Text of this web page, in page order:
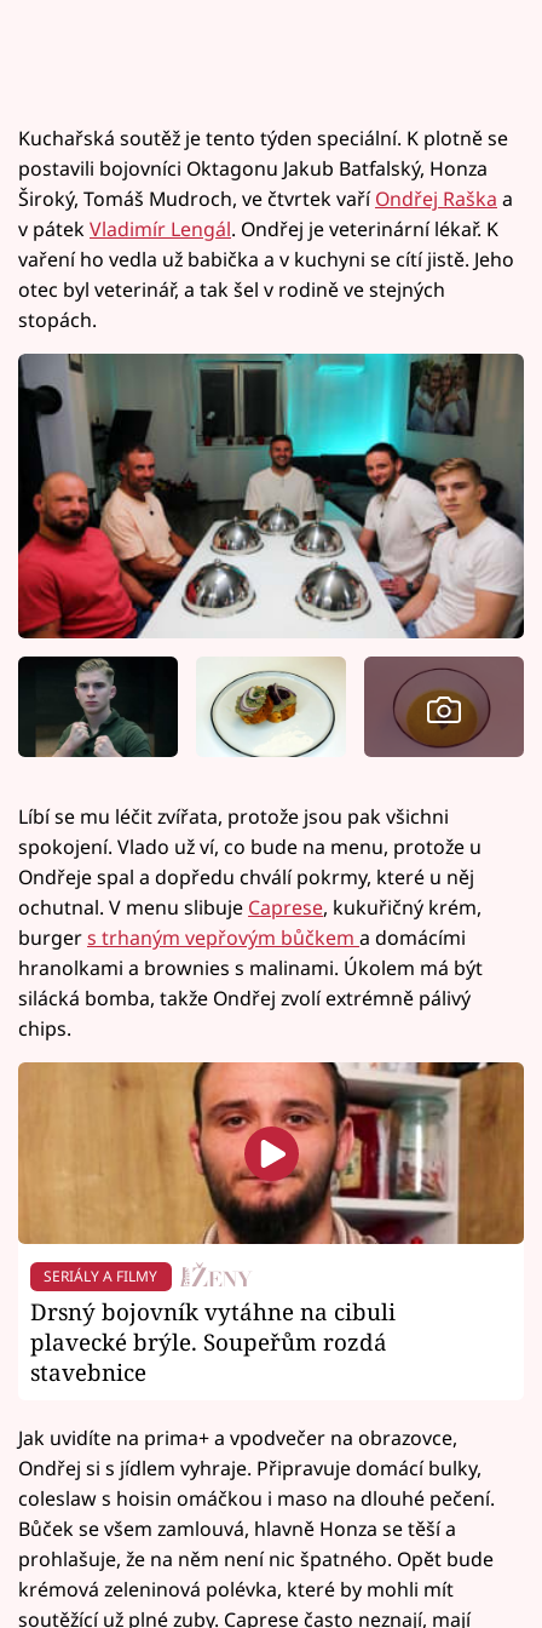
Kuchařská soutěž je tento týden speciální. K plotně se
postavili bojovníci Oktagonu Jakub Batfalský, Honza
Široký, Tomáš Mudroch, ve čtvrtek vaříOndřej Raška a
v pátek Vladimír Lengál. Ondřej je veterinární lékař. K
vaření ho vedla už babička a v kuchyni se cítí jistě. Jeho
otec byl veterinář, a tak šel v rodině ve stejných
stopách.
Líbí se mu léčit zvířata, protože jsou pak všichni
spokojení. Vlado už ví, co bude na menu, protože u
Ondřeje spal a dopředu chválí pokrmy, které u něj
ochutnal. V menu slibuje Caprese, kukuřičný krém,
burgers trhaným vepřovým bůčkem a domácími
hranolkami a brownies s malinami. Úkolem má být
silácká bomba, takže Ondřej zvolí extrémně pálivý
chips.
SERIÁLY A FILMY
Drsný bojovník vytáhne na cibuli
plavecké brýle. Soupeřům rozdá
stavebnice
Jak uvidíte na prima+ a vpodvečer na obrazovce,
Ondřej si s jídlem vyhraje. Připravuje domácí bulky,
coleslaw s hoisin omáčkou i maso na dlouhé pečení.
Bůček se všem zamlouvá, hlavně Honza se těší a
prohlašuje, že na něm není nic špatného. Opět bude
krémová zeleninová polévka, které by mohli mít
soutěžící už plné zuby. Caprese často neznají, mají